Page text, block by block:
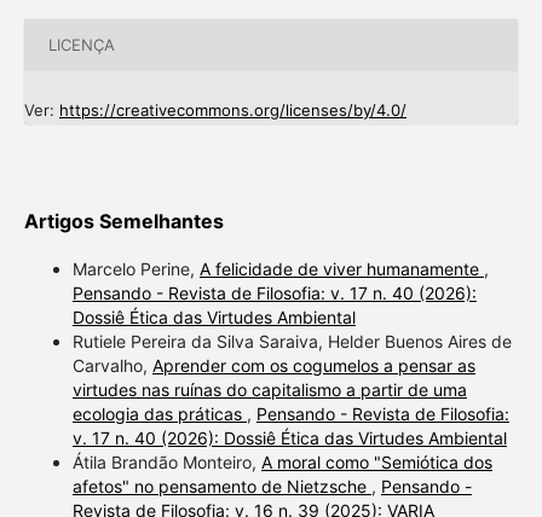
LICENÇA
Ver: https://creativecommons.org/licenses/by/4.0/
Artigos Semelhantes
Marcelo Perine, A felicidade de viver humanamente ,
Pensando - Revista de Filosofia: v. 17 n. 40 (2026):
Dossiê Ética das Virtudes Ambiental
Rutiele Pereira da Silva Saraiva, Helder Buenos Aires de
Carvalho, Aprender com os cogumelos a pensar as
virtudes nas ruínas do capitalismo a partir de uma
ecologia das práticas , Pensando - Revista de Filosofia:
v. 17 n. 40 (2026): Dossiê Ética das Virtudes Ambiental
Átila Brandão Monteiro, A moral como "Semiótica dos
afetos" no pensamento de Nietzsche , Pensando -
Revista de Filosofia: v. 16 n. 39 (2025): VARIA